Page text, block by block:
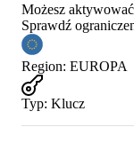
Możesz
Sprawdź
Region: EUROPA
Typ: Klucz